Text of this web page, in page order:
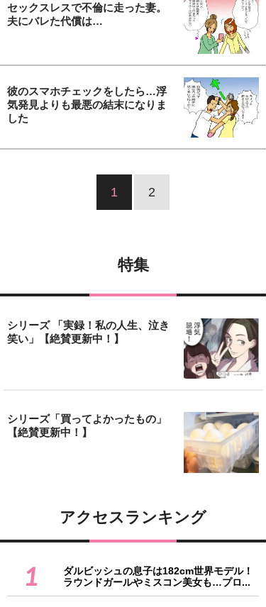
セックスレスで不倫に走った妻。
夫にバレた代償は…
彼のスマホチェックをしたら…浮
気発見よりも最悪の結末になりま
した
1 2
特集
シリーズ 「実録！私の人生、泣き
笑い」【絶賛更新中！】
シリーズ「買ってよかったもの」
【絶賛更新中！】
アクセスランキング
1
ダルビッシュの息子は182cm世界モデル！
ラウンドガールやミスコン美女も…プロ...